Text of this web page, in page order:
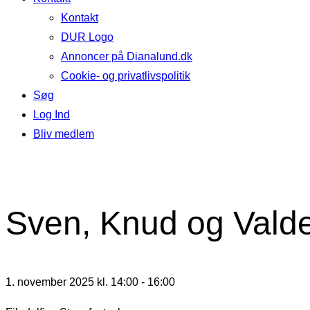
Kontakt
DUR Logo
Annoncer på Dianalund.dk
Cookie- og privatlivspolitik
Søg
Log Ind
Bliv medlem
Sven, Knud og
1. november 2025 kl. 14:00 - 16:00